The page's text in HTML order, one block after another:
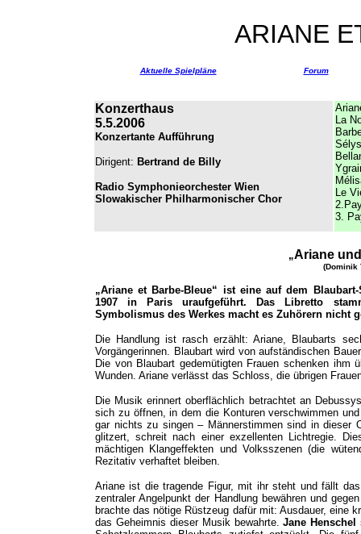
ARIANE
Aktuelle Spielpläne Forum
Konzerthaus
5.5.2006
Konzertante Aufführung
Dirigent: Bertrand de Billy
Radio Symphonieorchester Wien
Slowakischer Philharmonischer Chor
La
Le
2.
3.
„Ariane
(Dominik
„Ariane et Barbe-Bleue“ ist eine auf dem
1907 in Paris uraufgeführt. Das Libretto
Symbolismus des Werkes macht es Zuhörern nicht
Die Handlung ist rasch erzählt: Ariane, Blaubarts
Vorgängerinnen. Blaubart wird von aufständischen
Die von Blaubart gedemütigten Frauen schenken ihm
Wunden. Ariane verlässt das Schloss, die übrigen
Die Musik erinnert oberflächlich betrachtet an
sich zu öffnen, in dem die Konturen verschwimmen
gar nichts zu singen – Männerstimmen sind in dieser
glitzert, schreit nach einer exzellenten Lichtregie.
mächtigen Klangeffekten und Volksszenen (die
Rezitativ verhaftet bleiben.
Ariane ist die tragende Figur, mit ihr steht und fällt
zentraler Angelpunkt der Handlung bewähren und
brachte das nötige Rüstzeug dafür mit: Ausdauer, eine
das Geheimnis dieser Musik bewahrte.Jane Henschel